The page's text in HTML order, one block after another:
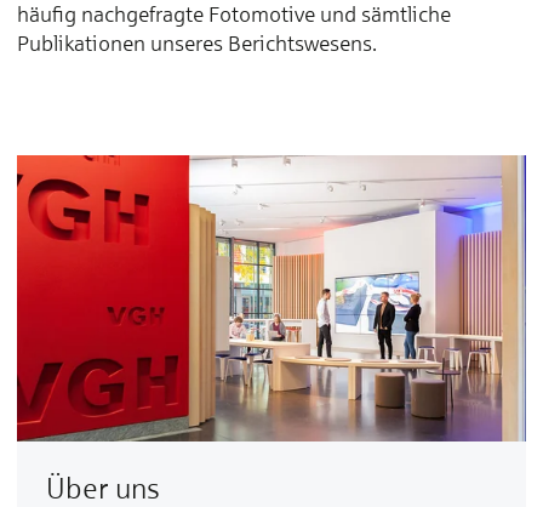
häufig nachgefragte Fotomotive und sämtliche
Publikationen unseres Berichtswesens.
Über uns